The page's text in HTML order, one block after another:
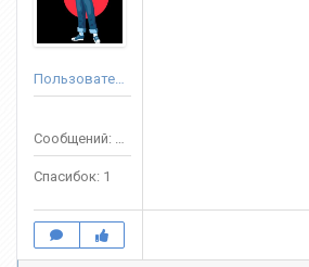
Пользователь
Сообщений: 60
Спасибок: 1